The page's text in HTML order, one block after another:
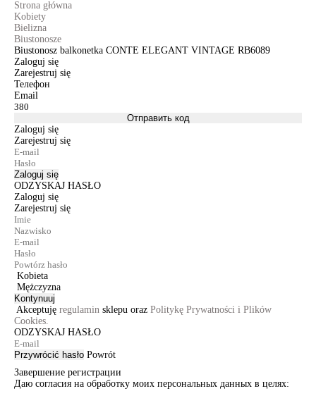
Strona główna
Kobiety
Bielizna
Biustonosze
Biustonosz balkonetka CONTE ELEGANT VINTAGE RB6089
Zaloguj się
Zarejestruj się
Телефон
Email
Отправить код
Zaloguj się
Zarejestruj się
Zaloguj się
ODZYSKAJ HASŁO
Zaloguj się
Zarejestruj się
Kobieta
Mężczyzna
Kontynuuj
Akceptuję regulamin sklepu oraz Politykę Prywatności i Plików
Cookies.
ODZYSKAJ HASŁO
Przywrócić hasło Powrót
Завершение регистрации
Даю согласия на обработку моих персональных данных в целях: